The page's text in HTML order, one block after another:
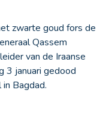
zwarte goud fors de
Qassem
van de Iraanse
3 januari gedood
Bagdad.